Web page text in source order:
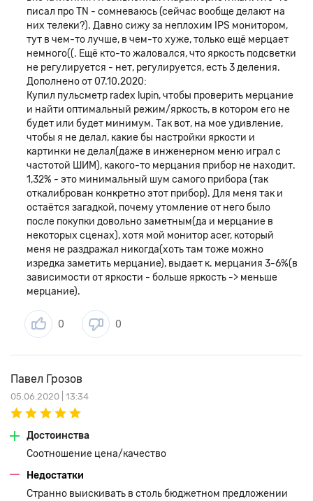
писал про TN - сомневаюсь (сейчас вообще делают на
них телеки?). Давно сижу за неплохим IPS монитором,
тут в чем-то лучше, в чем-то хуже, только ещё мерцает
немного((. Ещё кто-то жаловался, что яркость подсветки
не регулируется - нет, регулируется, есть 3 деления.
Дополнено от 07.10.2020:
Купил пульсметр radex lupin, чтобы проверить мерцание
и найти оптимальный режим/яркость, в котором его не
будет или будет минимум. Так вот, на мое удивление,
чтобы я не делал, какие бы настройки яркости и
картинки не делал(даже в инженерном меню играл с
частотой ШИМ), какого-то мерцания прибор не находит.
1,32% - это минимальный шум самого прибора (так
откалиброван конкретно этот прибор). Для меня так и
остаётся загадкой, почему утомление от него было
после покупки довольно заметным(да и мерцание в
некоторых сценах), хотя мой монитор acer, который
меня не раздражал никогда(хоть там тоже можно
изредка заметить мерцание), выдает к. мерцания 3-6%(в
зависимости от яркости - больше яркость -> меньше
мерцание).
0 0
Павел Грозов
05.06.2020 | 13:34
Достоинства
Соотношение цена/качество
Недостатки
Странно выискивать в столь бюджетном предложении